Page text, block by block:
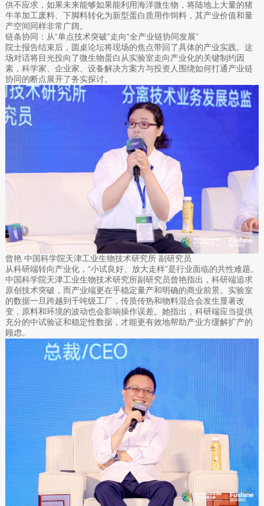
供不应求，如果未来能够如果能利用海洋微生物，将陆地上大量的猪
牛羊加工废料、下脚料转化为新型蛋白质用作饲料，其产业价值和量
产空间同样非常广阔。
链条协同：从“单点技术突破”走向“全产业链协同发展”
院士报告结束后，圆桌论坛将现场的焦点带回了具体的产业实践。这
场对话将目光投向了微生物蛋白从实验室走向产业化的关键制约因
素，科学家、企业家、设备解决方案方与投资人围绕如何打通产业链
协同的断点展开了务实探讨。
曾艳 中国科学院天津工业生物技术研究所 副研究员
从科研端转向产业化，“小试良好、放大走样”是行业面临的共性难题。
中国科学院天津工业生物技术研究所副研究员曾艳指出，科研端追求
原创技术突破，而产业端更在乎稳定量产和明确的商业前景。实验室
的数据一旦跨越到千吨级工厂，传质传热和物料混合会发生显著改
变，原料和环境的波动也会影响操作误差。她指出，科研端应当提供
充分的中试验证和稳定性数据，才能更有效地帮助产业方缓解扩产的
顾虑。